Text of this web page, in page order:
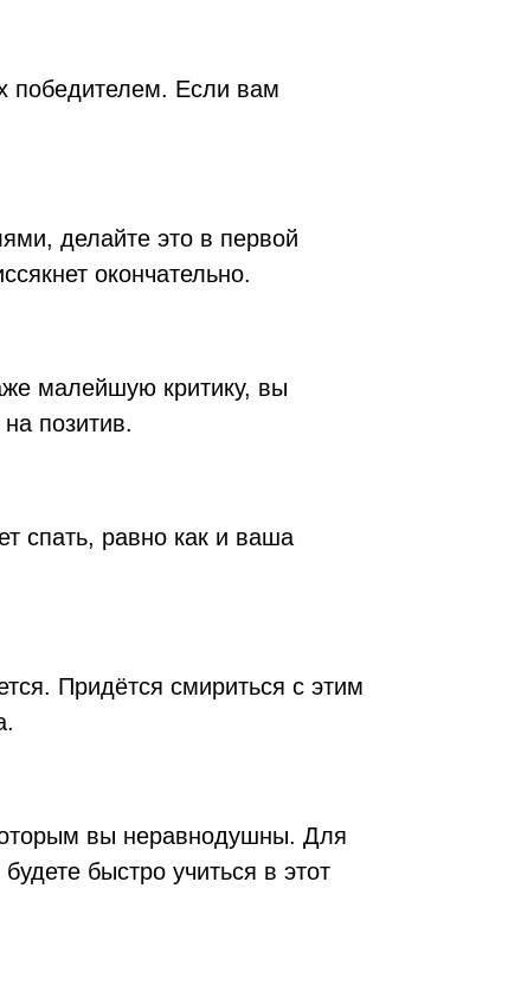
победителем. Если вам
делайте это в первой
окончательно.
малейшую критику, вы
позитив.
спать, равно как и ваша
Придётся смириться с этим
вы неравнодушны. Для
быстро учиться в этот